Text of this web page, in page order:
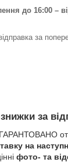
до 16:00 –
за
за
ГАРАНТОВАНО
на
фото- та